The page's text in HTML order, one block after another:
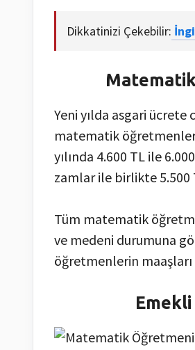
Dikkatinizi Çekebilir:
Matematik
Yeni yılda asgari
matematik
yılında 4.600 TL ile
zamlar ile birlikte 5.500
Tüm matematik
ve medeni durumuna
öğretmenlerin